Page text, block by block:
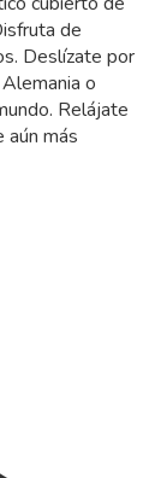
de
Deslízate por
o
Relájate
aún más